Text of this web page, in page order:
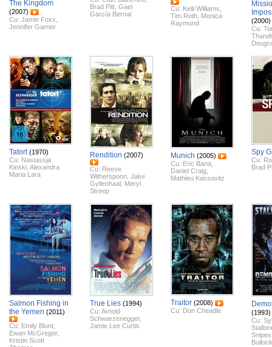
The Kingdom
(2007)
Cu: Jamie Foxx
Jennifer Garner
Brad Pitt Gael
García Bernal
Cu: Kelli Williams
Tim Roth Monica
Raymund
(2000)
Cu:
Tatort (1970)
Cu: Nastassja
Kinski Alexandra
Maria Lara
Rendition (2007)
Cu: Reese
Witherspoon Jake
Gyllenhaal Meryl
Streep
Munich (2005)
Cu: Eric Bana
Daniel Craig
Mathieu Kassovitz
Spy
Cu:
Brad
Salmon Fishing in
the Yemen (2011)
Cu: Emily Blunt
Ewan McGregor,
Kristin Scott
True Lies (1994)
Cu: Arnold
Schwarzenegger,
Jamie Lee Curtis
Traitor (2008)
Cu: Don Cheadle
(1993)
Cu:
Snipes
Bullock